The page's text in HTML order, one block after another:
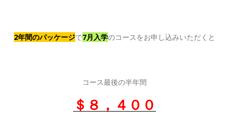
2年間のパッケージで7月入学のコースをお申し込みいただくと
コース最後の半年間
＄８，４００